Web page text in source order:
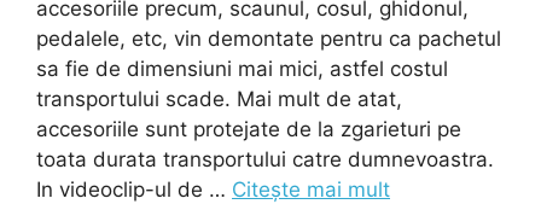
accesoriile precum, scaunul, cosul, ghidonul,
pedalele, etc, vin demontate pentru ca pachetul
sa fie de dimensiuni mai mici, astfel costul
transportului scade. Mai mult de atat,
accesoriile sunt protejate de la zgarieturi pe
toata durata transportului catre dumnevoastra.
In videoclip-ul de … Citește mai mult